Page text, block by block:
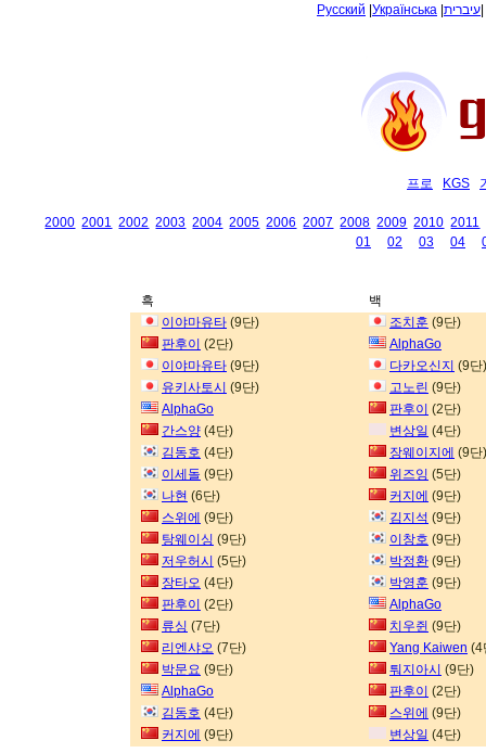
Русский Українська עיברית
프로 KGS
2000 2001 2002 2003 2004 2005 2006 2007 2008 2009 2010 2011
01
02 03 04
흑
백
이야마유타 (9단) 조치훈 (9단)
판후이 (2단)
AlphaGo
이야마유타 (9단) 다카오신지 (9단)
유키사토시 (9단) 고노린 (9단)
AlphaGo
판후이 (2단)
간스양 (4단) 변상일 (4단)
김동호 (4단) 장웨이지에 (9단)
이세돌 (9단) 위즈잉 (5단)
나현 (6단) 커지에 (9단)
스위에 (9단) 김지석 (9단)
탕웨이싱 (9단) 이창호 (9단)
저우허시 (5단) 박정환 (9단)
장타오 (4단) 박영훈 (9단)
판후이 (2단)
AlphaGo
류싱 (7단) 치우쥔 (9단)
리엔샤오 (7단) Yang Kaiwen (4
박문요 (9단) 퉈지아시 (9단)
AlphaGo
판후이 (2단)
김동호 (4단) 스위에 (9단)
커지에 (9단) 변상일 (4단)